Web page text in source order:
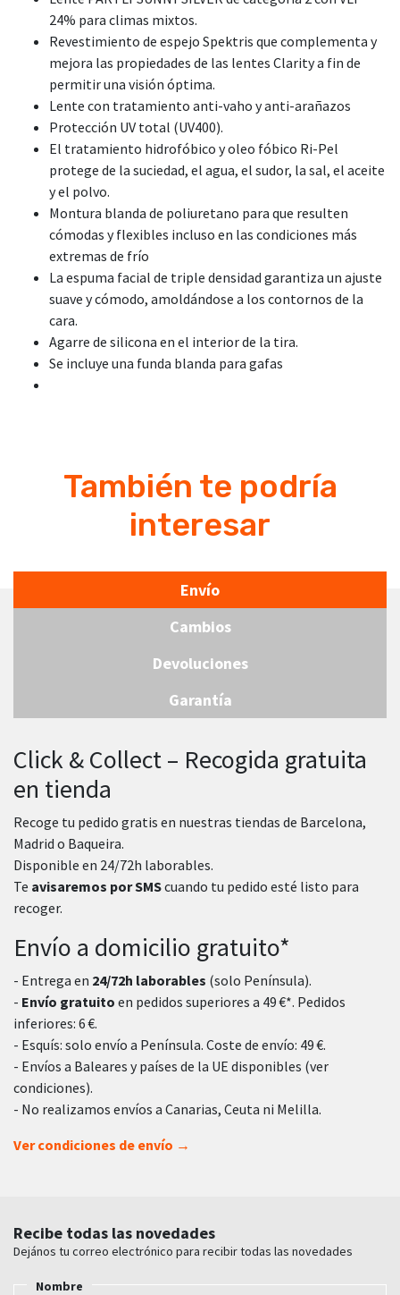
24% para climas mixtos.
Revestimiento de espejo Spektris que complementa y
mejora las propiedades de las lentes Clarity a fin de
permitir una visión óptima.
Lente con tratamiento anti-vaho y anti-arañazos
Protección UV total (UV400).
El tratamiento hidrofóbico y oleo fóbico Ri-Pel
protege de la suciedad, el agua, el sudor, la sal, el aceite
y el polvo.
Montura blanda de poliuretano para que resulten
cómodas y flexibles incluso en las condiciones más
extremas de frío
La espuma facial de triple densidad garantiza un ajuste
suave y cómodo, amoldándose a los contornos de la
cara.
Agarre de silicona en el interior de la tira.
Se incluye una funda blanda para gafas
También te podría
interesar
Envío
Cambios
Devoluciones
Garantía
Click & Collect – Recogida gratuita
en tienda
Recoge tu pedido gratis en nuestras tiendas de Barcelona,
Madrid o Baqueira.
Disponible en 24/72h laborables.
Te avisaremos por SMScuando tu pedido esté listo para
recoger.
Envío a domicilio gratuito*
- Entrega en 24/72h laborables (solo Península).
- Envío gratuito en pedidos superiores a 49 €*. Pedidos
inferiores: 6 €.
- Esquís: solo envío a Península. Coste de envío: 49 €.
- Envíos a Baleares y países de la UE disponibles (ver
condiciones).
- No realizamos envíos a Canarias, Ceuta ni Melilla.
Ver condiciones de envío →
Recibe todas las novedades
Dejános tu correo electrónico para recibir todas las novedades
Nombre